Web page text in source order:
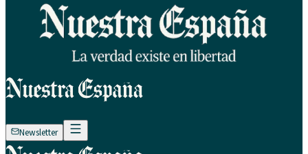
Newsletter